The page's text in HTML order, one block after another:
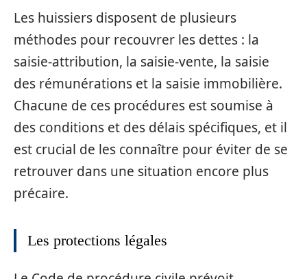
Les huissiers disposent de plusieurs
méthodes pour recouvrer les dettes : la
saisie-attribution, la saisie-vente, la saisie
des rémunérations et la saisie immobilière.
Chacune de ces procédures est soumise à
des conditions et des délais spécifiques, et il
est crucial de les connaître pour éviter de se
retrouver dans une situation encore plus
précaire.
Les protections légales